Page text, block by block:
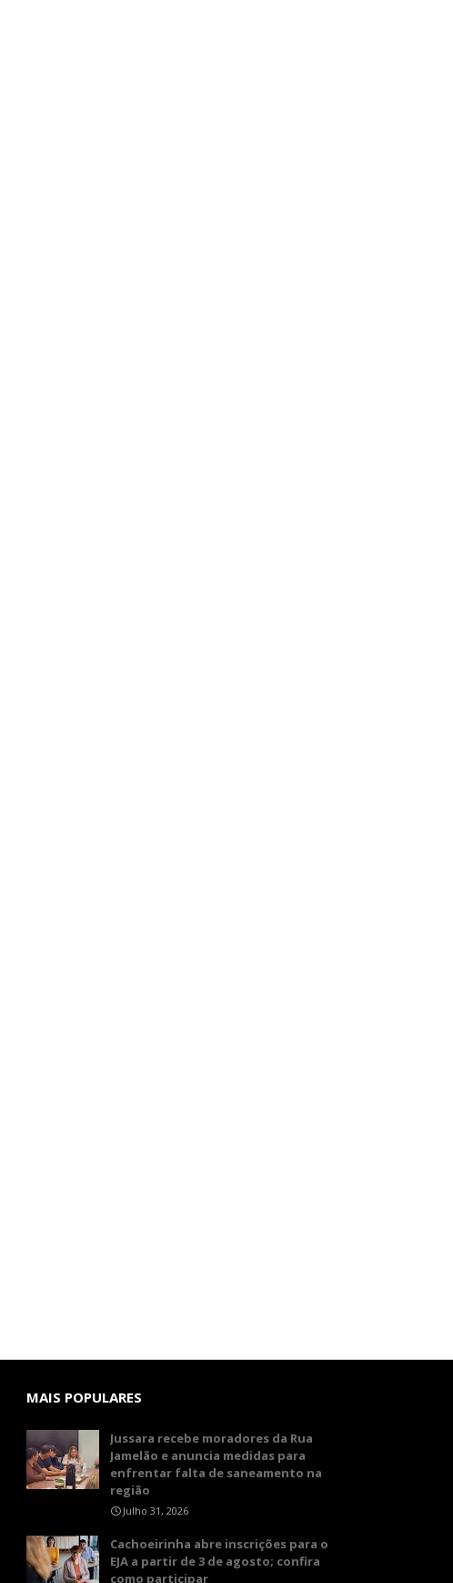
MAIS POPULARES
Jussara recebe moradores da Rua
Jamelão e anuncia medidas para
enfrentar falta de saneamento na
região
Julho 31, 2026
Cachoeirinha abre inscrições para o
EJA a partir de 3 de agosto; confira
como participar